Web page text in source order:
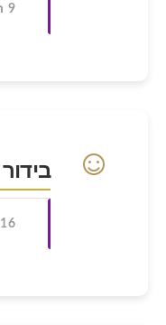
9 רשומות
בידור
16 רשומות